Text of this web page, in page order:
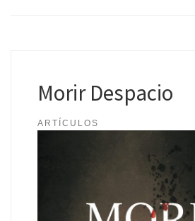
Morir Despacio
ARTÍCULOS